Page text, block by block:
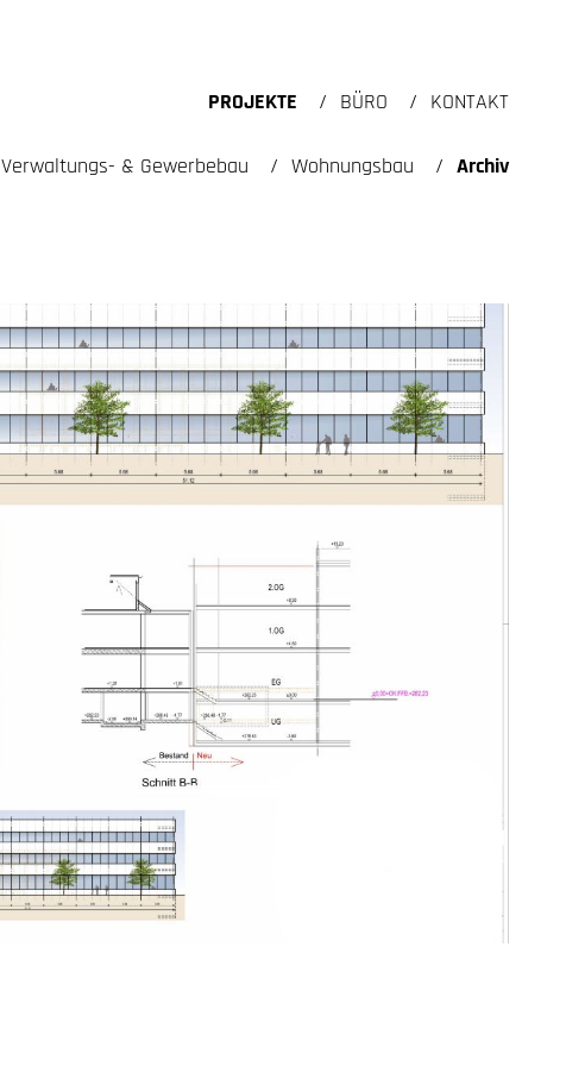
PROJEKTE BÜRO KONTAKT
Verwaltungs- & Gewerbebau Wohnungsbau Archiv